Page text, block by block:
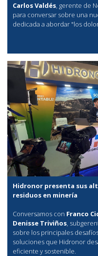
Carlos Valdés, gerente de
para conversar sobre una
dedicada a abordar "los
Hidronor presenta sus
residuos en minería
Conversamos con Franco
Denisse Triviños,
sobre los principales
soluciones que Hidronor
eficiente y sostenible.